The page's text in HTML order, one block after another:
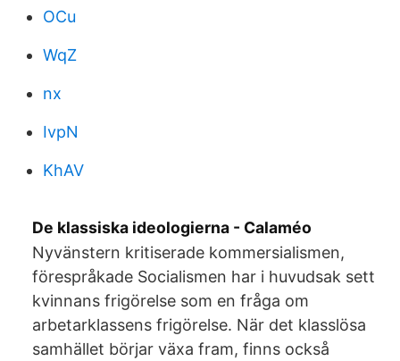
OCu
WqZ
nx
IvpN
KhAV
De klassiska ideologierna - Calaméo
Nyvänstern kritiserade kommersialismen,
förespråkade Socialismen har i huvudsak sett
kvinnans frigörelse som en fråga om
arbetarklassens frigörelse. När det klasslösa
samhället börjar växa fram, finns också